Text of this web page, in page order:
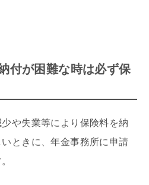
付が困難な時は必ず保
や失業等により保険料を納
ときに、年金事務所に申請